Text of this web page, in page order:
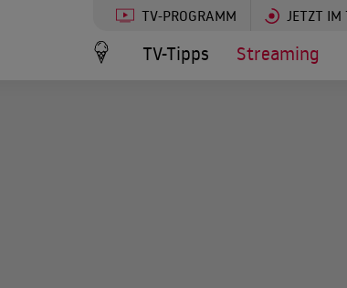
TV-PROGRAMM JETZT IM
TV-Tipps Streaming